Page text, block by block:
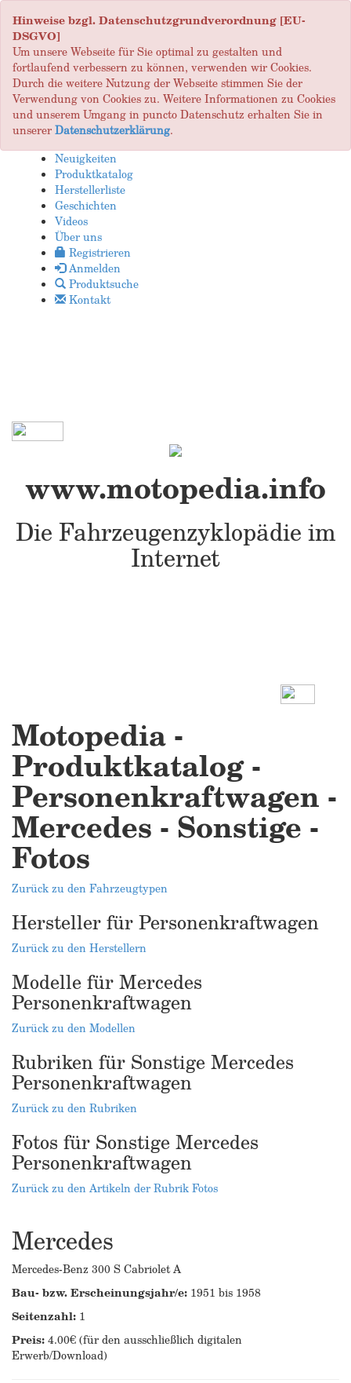
Hinweise bzgl. Datenschutzgrundverordnung [EU-
DSGVO]
Um unsere Webseite für Sie optimal zu gestalten und
fortlaufend verbessern zu können, verwenden wir Cookies.
Durch die weitere Nutzung der Webseite stimmen Sie der
Verwendung von Cookies zu. Weitere Informationen zu Cookies
und unserem Umgang in puncto Datenschutz erhalten Sie in
unsererDatenschutzerklärung.
Neuigkeiten
Produktkatalog
Herstellerliste
Geschichten
Videos
Über uns
Registrieren
Anmelden
Produktsuche
Kontakt
www.motopedia.info
Die Fahrzeugenzyklopädie im
Internet
Motopedia -
Produktkatalog -
Personenkraftwagen -
Mercedes - Sonstige -
Fotos
Zurück zu den Fahrzeugtypen
Hersteller für Personenkraftwagen
Zurück zu den Herstellern
Modelle für Mercedes
Personenkraftwagen
Zurück zu den Modellen
Rubriken für Sonstige Mercedes
Personenkraftwagen
Zurück zu den Rubriken
Fotos für Sonstige Mercedes
Personenkraftwagen
Zurück zu den Artikeln der Rubrik Fotos
Mercedes
Mercedes-Benz 300 S Cabriolet A
Bau- bzw. Erscheinungsjahr/e: 1951 bis 1958
Seitenzahl: 1
Preis:4.00€ (für den ausschließlich digitalen
Erwerb/Download)